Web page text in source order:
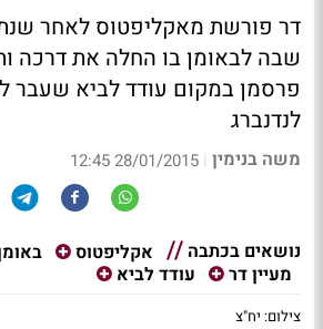
דר פורשת מאקליפטוס לאחר
שבה לבאומן בו החלה את דרכה
פרסמן במקום עודד לביא שעבר
לנדנברג
משה בנימין |
28/01/2015 12:45
נושאים בכתבה אקליפטוס
מעיין דר
עודד לביא
צילום: יח"צ